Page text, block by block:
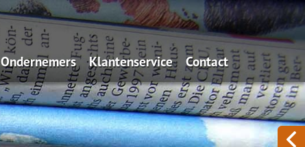
Ondernemers
Algemeen
Aansprakelijkheid
Klantenservice
Iets wijzigen?
Schadeformulieren
Contact